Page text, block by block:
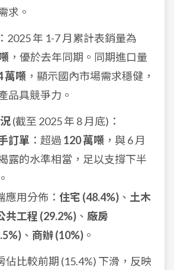
求。
：2025 年 1-7 月累計表銷量為
，優於去年同期。同期進口量
萬噸 ，顯示國內市場需求穩健，
品具競爭力。
(截至 2025 年 8 月底)：
訂單 ：超過 120 萬噸 ，與 6 月
露的水準相當，足以支撐下半
應用分佈： 住宅 (48.4%) 、 土木
共工程 (29.2%) 、 廠房
、 商辦 (10%) 。
佔比較前期 (15.4%) 下滑，反映